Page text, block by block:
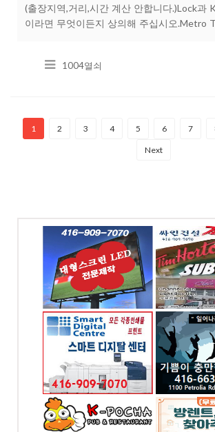
(출장지역,거리,시간 계산 안합니다.)Lock과
이라면 무엇이든지 상의해 주십시오.Metro
1004열쇠
1 2 3 4 5 6 7
Next
싸인건설 (아하아이디
어)
전화: 416-909-7070
4065 Chesswood Dr.
North York, ON
토론토 기쁨이 충만한
교회
전화: 416-663-9191
1100 Petrolia Rd
Toronto, ON
(무료) 방렌트,하숙 찾
아주기